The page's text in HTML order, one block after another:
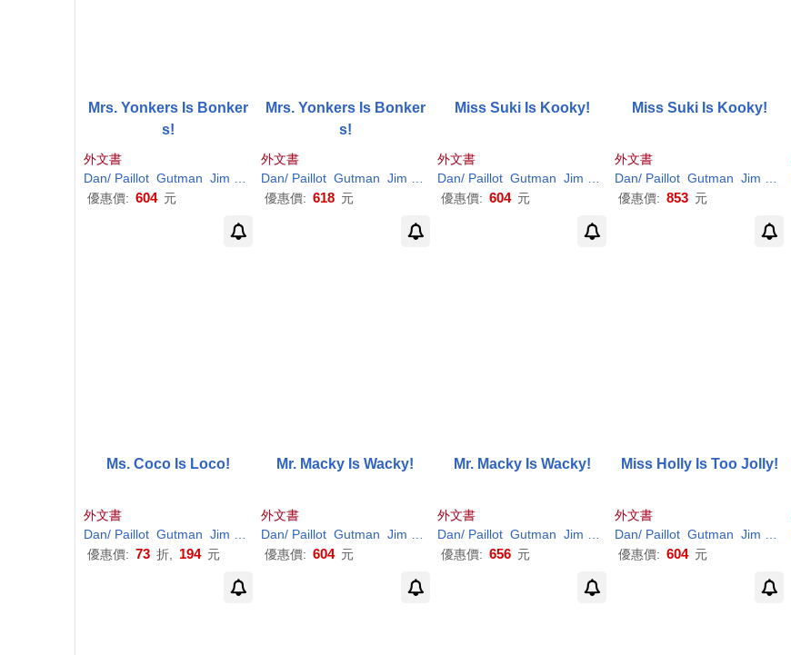
Mrs. Yonkers Is Bonker
s!
外文書
Dan/ Paillot Gutman Jim
優惠價: 604 元
Mrs. Yonkers Is Bonker
s!
外文書
Dan/ Paillot Gutman Jim
優惠價: 618 元
Miss Suki Is Kooky!
外文書
Dan/ Paillot Gutman Jim
優惠價: 604 元
Miss Suki Is Kooky!
外文書
Dan/ Paillot Gutman Jim
優惠價: 853 元
Ms. Coco Is Loco!
外文書
Dan/ Paillot Gutman Jim
優惠價: 73 折, 194 元
Mr. Macky Is Wacky!
外文書
Dan/ Paillot Gutman Jim
優惠價: 604 元
Mr. Macky Is Wacky!
外文書
Dan/ Paillot Gutman Jim
優惠價: 656 元
Miss Holly Is Too Jolly!
外文書
Dan/ Paillot Gutman Jim
優惠價: 604 元